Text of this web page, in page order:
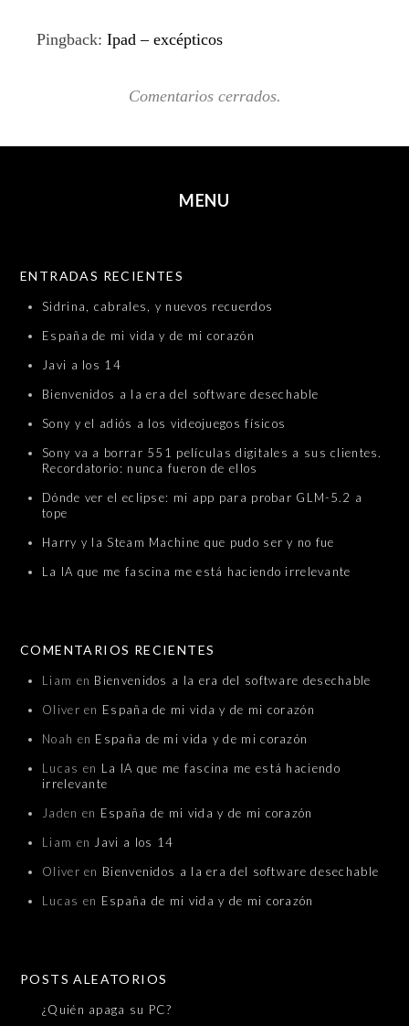
Pingback: Ipad – excépticos
Comentarios cerrados.
MENU
ENTRADAS RECIENTES
Sidrina, cabrales, y nuevos recuerdos
España de mi vida y de mi corazón
Javi a los 14
Bienvenidos a la era del software desechable
Sony y el adiós a los videojuegos físicos
Sony va a borrar 551 películas digitales a sus clientes.
Recordatorio: nunca fueron de ellos
Dónde ver el eclipse: mi app para probar GLM-5.2 a
tope
Harry y la Steam Machine que pudo ser y no fue
La IA que me fascina me está haciendo irrelevante
COMENTARIOS RECIENTES
Liam en Bienvenidos a la era del software desechable
Oliver en España de mi vida y de mi corazón
Noah en España de mi vida y de mi corazón
Lucas en La IA que me fascina me está haciendo
irrelevante
Jaden en España de mi vida y de mi corazón
Liam en Javi a los 14
Oliver en Bienvenidos a la era del software desechable
Lucas en España de mi vida y de mi corazón
POSTS ALEATORIOS
¿Quién apaga su PC?